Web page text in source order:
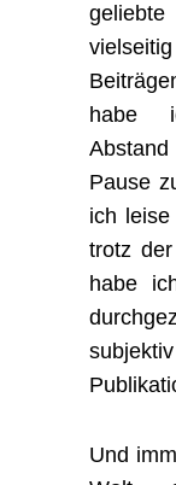
habe
Pause
ich
trotz
habe
Und